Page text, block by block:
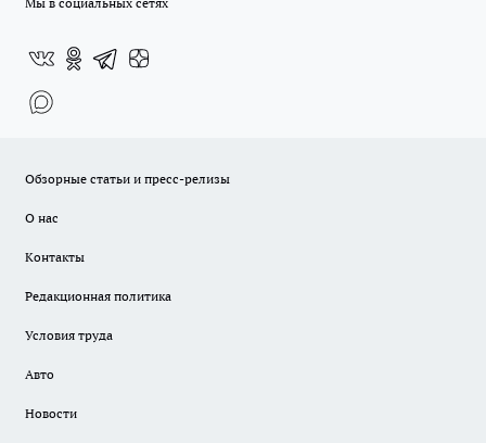
Обзорные статьи и пресс-релизы
О нас
Контакты
Редакционная политика
Условия труда
Авто
Новости